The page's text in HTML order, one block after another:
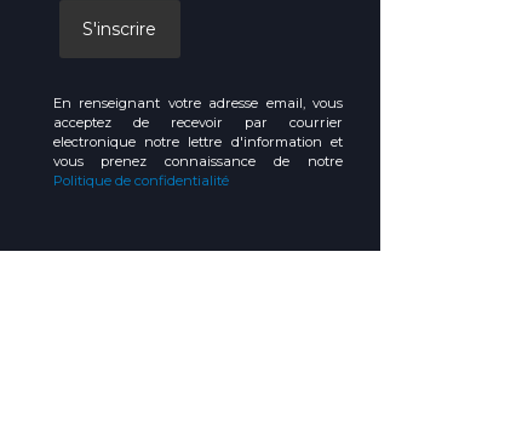
S'inscrire
En renseignant votre adresse email, vous
acceptez de recevoir par courrier
electronique notre lettre d'information et
vous prenez connaissance de notre
Politique de confidentialité